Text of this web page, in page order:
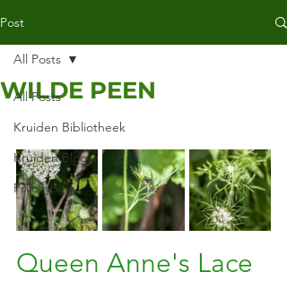
Post
All Posts
Kruiden Bibliotheek
Kruiden Blog
Psilocybine
All Posts
WILDE PEEN
Queen Anne's Lace